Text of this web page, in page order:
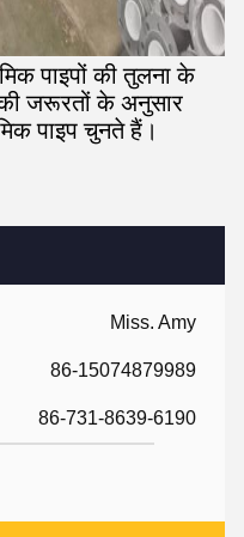
Miss. Amy
86-15074879989
86-731-8639-6190
पाइपों की तुलना के
की जरूरतों के अनुसार
पाइप चुनते हैं।